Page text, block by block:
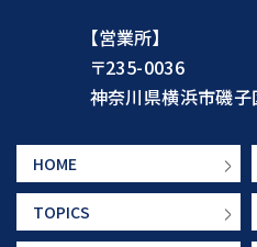
【営業所】
〒235-0036
神奈川県横浜市磯
HOME
TOPICS